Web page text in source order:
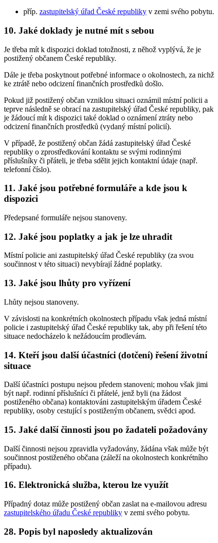
příp. zastupitelský úřad České republiky v zemi svého pobytu.
10. Jaké doklady je nutné mít s sebou
Je třeba mít k dispozici doklad totožnosti, z něhož vyplývá, že je
postižený občanem České republiky.
Dále je třeba poskytnout potřebné informace o okolnostech, za nichž
ke ztrátě nebo odcizení finančních prostředků došlo.
Pokud již postižený občan vzniklou situaci oznámil místní policii a
teprve následně se obrací na zastupitelský úřad České republiky, pak
je žádoucí mít k dispozici také doklad o oznámení ztráty nebo
odcizení finančních prostředků (vydaný místní policií).
V případě, že postižený občan žádá zastupitelský úřad České
republiky o zprostředkování kontaktu se svými rodinnými
příslušníky či přáteli, je třeba sdělit jejich kontaktní údaje (např.
telefonní číslo).
11. Jaké jsou potřebné formuláře a kde jsou k
dispozici
Předepsané formuláře nejsou stanoveny.
12. Jaké jsou poplatky a jak je lze uhradit
Místní policie ani zastupitelský úřad České republiky (za svou
součinnost v této situaci) nevybírají žádné poplatky.
13. Jaké jsou lhůty pro vyřízení
Lhůty nejsou stanoveny.
V závislosti na konkrétních okolnostech případu však jedná místní
policie i zastupitelský úřad České republiky tak, aby při řešení této
situace nedocházelo k nežádoucím prodlevám.
14. Kteří jsou další účastníci (dotčení) řešení životní
situace
Další účastníci postupu nejsou předem stanoveni; mohou však jimi
být např. rodinní příslušníci či přátelé, jenž byli (na žádost
postiženého občana) kontaktováni zastupitelským úřadem České
republiky, osoby cestující s postiženým občanem, svědci apod.
15. Jaké další činnosti jsou po žadateli požadovány
Další činnosti nejsou zpravidla vyžadovány, žádána však může být
součinnost postiženého občana (záleží na okolnostech konkrétního
případu).
16. Elektronická služba, kterou lze využít
Případný dotaz může postižený občan zaslat na e-mailovou adresu
zastupitelského úřadu České republiky v zemi svého pobytu.
28. Popis byl naposledy aktualizován